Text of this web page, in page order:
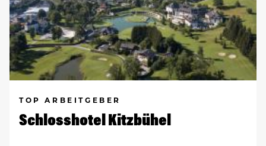
TOP ARBEITGEBER
Schlosshotel Kitzbühel